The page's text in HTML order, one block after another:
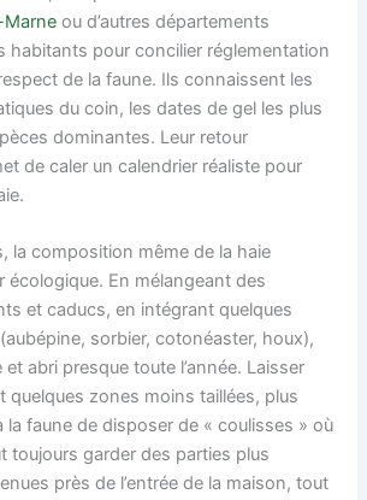
Marne ou d’autres départements
habitants pour concilier réglementation
de la faune. Ils connaissent les
du coin, les dates de gel les plus
dominantes. Leur retour
de caler un calendrier réaliste pour
la composition même de la haie
écologique. En mélangeant des
et caducs, en intégrant quelques
sorbier, cotonéaster, houx),
abri presque toute l’année. Laisser
quelques zones moins taillées, plus
la faune de disposer de « coulisses » où
toujours garder des parties plus
près de l’entrée de la maison, tout